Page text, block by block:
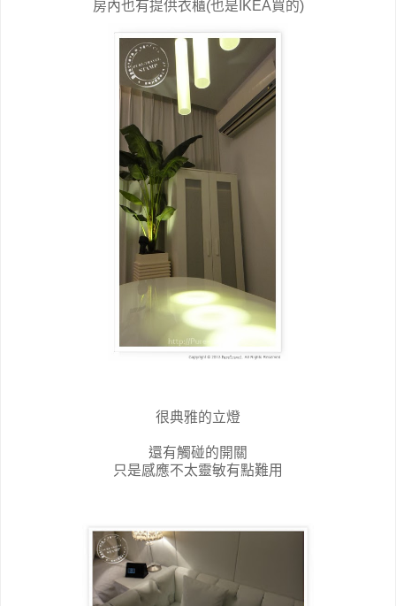
房內也有提供衣櫃(也是IKEA買的)
很典雅的立燈
還有觸碰的開關
只是感應不太靈敏有點難用